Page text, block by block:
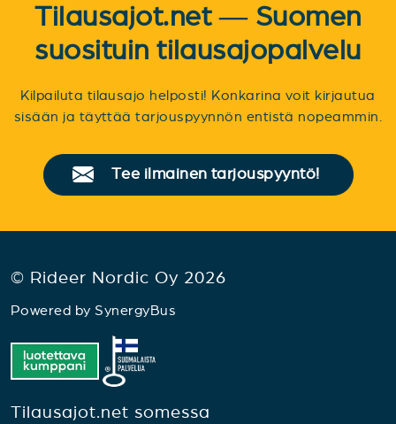
Tilausajot.net — Suomen
suosituin tilausajopalvelu
Kilpailuta tilausajo helposti! Konkarina voit kirjautua
sisään ja täyttää tarjouspyynnön entistä nopeammin.
Tee ilmainen tarjouspyyntö!
© Rideer Nordic Oy 2026
Powered by SynergyBus
Tilausajot.net somessa